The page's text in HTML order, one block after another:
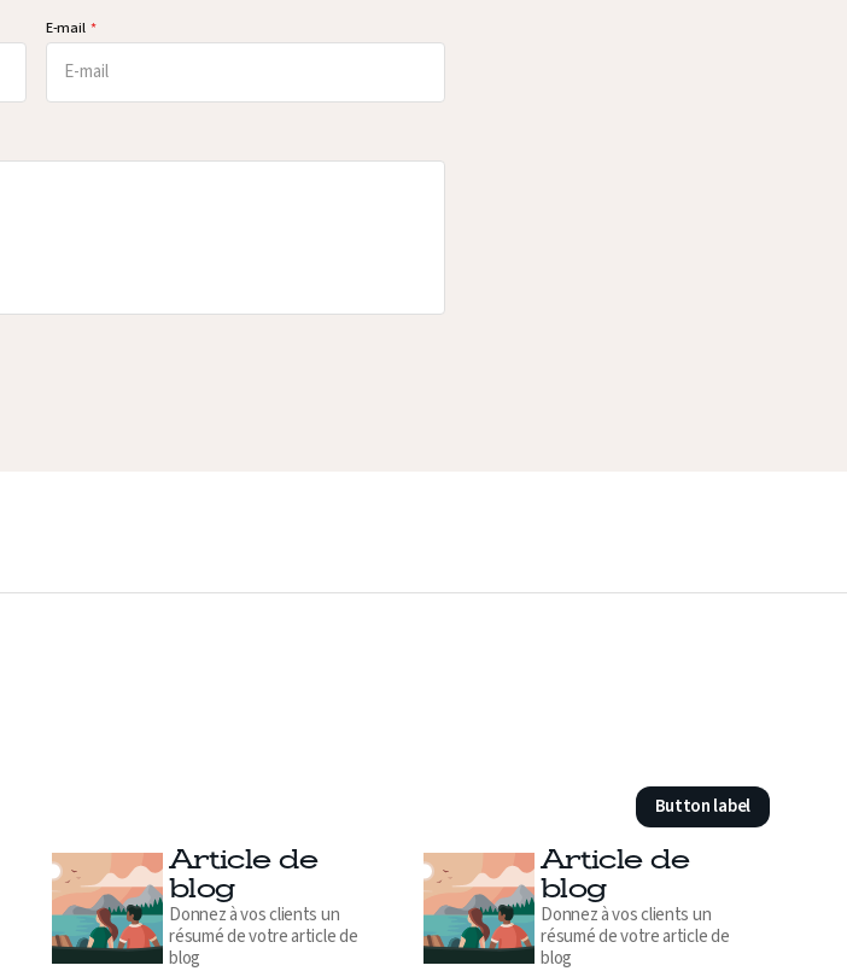
E-mail
Button label
Article de
blog
Donnez à vos clients un
résumé de votre article de
blog
Article de
blog
Donnez à vos clients un
résumé de votre article de
blog